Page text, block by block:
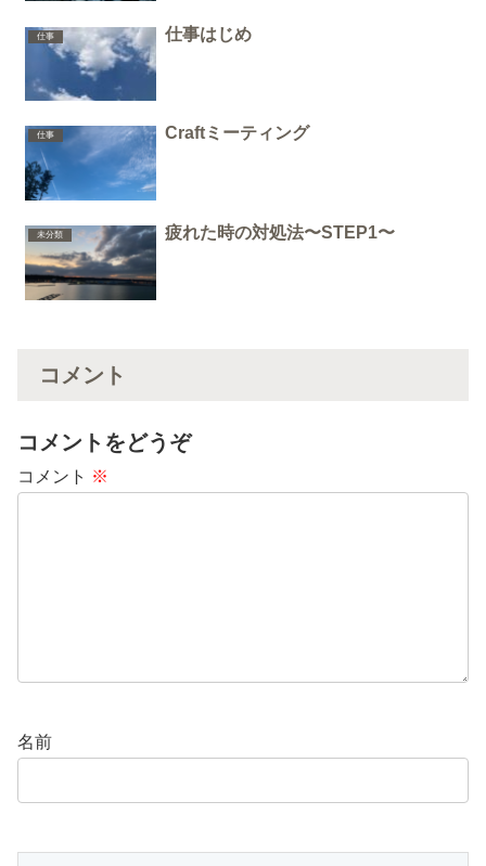
仕事 仕事はじめ
仕事 Craftミーティング
未分類 疲れた時の対処法〜STEP1〜
コメント
コメントをどうぞ
コメント ※
名前